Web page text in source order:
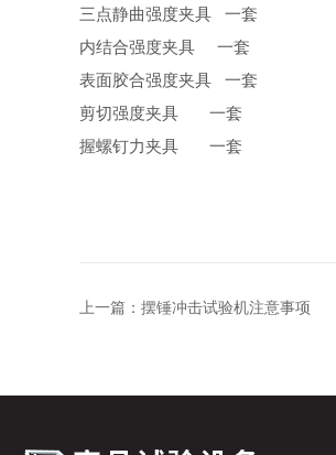
三点静曲强度夹具 一套
内结合强度夹具 一套
表面胶合强度夹具 一套
剪切强度夹具 一套
握螺钉力夹具 一套
上一篇： 摆锤冲击试验机注意事项